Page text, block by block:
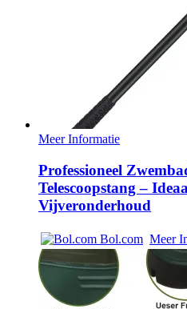
Meer Informatie
Professioneel
Telescoopstang –
Vijveronderhoud
Bol.com Meer